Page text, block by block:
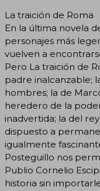
La traición de Roma
En la última novela
personajes más
vuelven a
Pero La traición de
padre inalcanzable;
hombres; la de
heredero de la
inadvertida; la del
dispuesto a
igualmente
Posteguillo nos
Publio Cornelio
historia sin